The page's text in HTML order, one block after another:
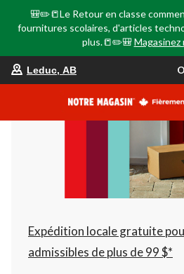
🎒✏️📒Le Retour en classe
fournitures scolaires, d'articles
plus.📒✏️🎒
votre
est
AB,
à
Leduc, AB
Expédition locale gratuite
admissibles de plus de 99 $*